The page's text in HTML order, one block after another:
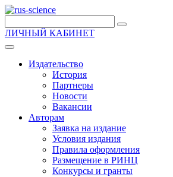
ЛИЧНЫЙ КАБИНЕТ
Издательство
История
Партнеры
Новости
Вакансии
Авторам
Заявка на издание
Условия издания
Правила оформления
Размещение в РИНЦ
Конкурсы и гранты